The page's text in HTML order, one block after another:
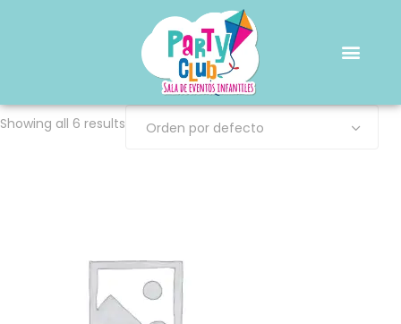
Showing all 6 results Orden por defecto